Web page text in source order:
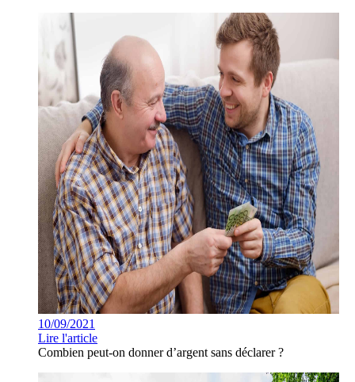
10/09/2021
Lire l'article
Combien peut-on donner d’argent sans déclarer ?